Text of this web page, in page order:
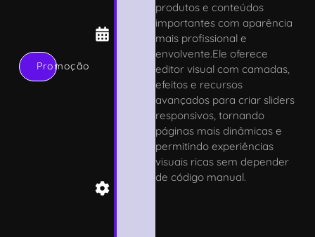
Promoção
produtos e conteúdos
importantes com aparência
mais profissional e
envolvente.Ele oferece
editor visual com camadas,
efeitos e recursos
avançados para criar sliders
responsivos, tornando
páginas mais dinâmicas e
permitindo experiências
visuais ricas sem depender
de código manual.